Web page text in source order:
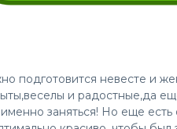
подготовится невесте и
и радостные,да
именно заняться! Но еще